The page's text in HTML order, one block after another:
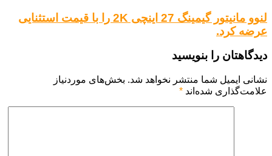
لنوو مانیتور گیمینگ 27 اینچی 2K را با قیمت استثنایی
عرضه کرد.
دیدگاهتان را بنویسید
نشانی ایمیل شما منتشر نخواهد شد. بخش‌های موردنیاز
علامت‌گذاری شده‌اند *